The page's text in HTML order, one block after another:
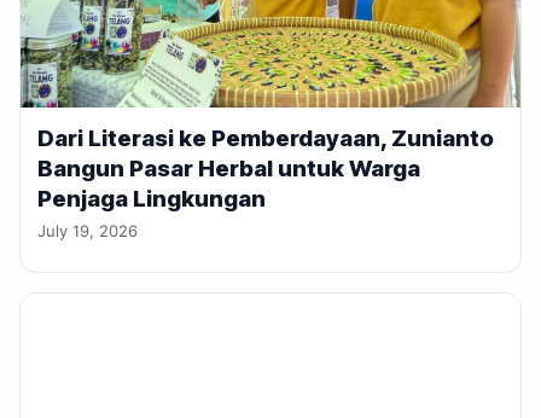
Dari Literasi ke Pemberdayaan, Zunianto
Bangun Pasar Herbal untuk Warga
Penjaga Lingkungan
July 19, 2026